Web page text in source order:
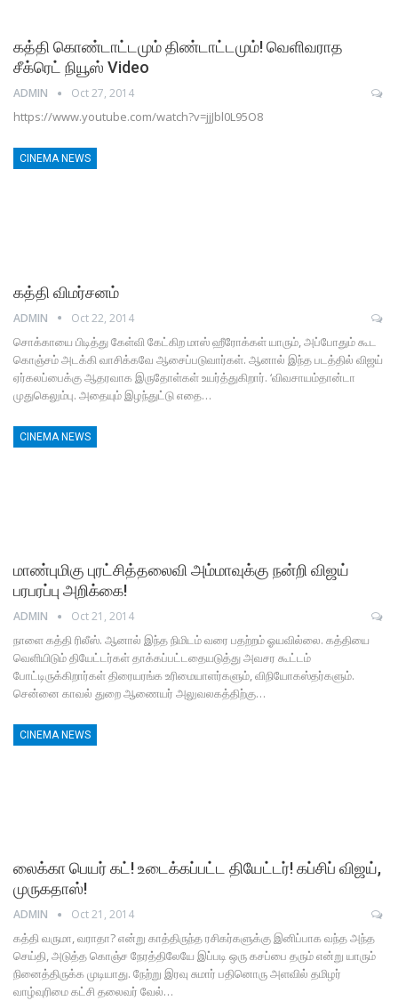
கத்தி கொண்டாட்டமும் திண்டாட்டமும்! வெளிவராத
சீக்ரெட் நியூஸ் Video
ADMIN Oct 27, 2014
https://www.youtube.com/watch?v=jjJbl0L95O8
CINEMA NEWS
கத்தி விமர்சனம்
ADMIN Oct 22, 2014
சொக்காயை பிடித்து கேள்வி கேட்கிற மாஸ் ஹீரோக்கள் யாரும், அப்போதும் கூட
கொஞ்சம் அடக்கி வாசிக்கவே ஆசைப்படுவார்கள். ஆனால் இந்த படத்தில் விஜய்
ஏர்கலப்பைக்கு ஆதரவாக இருதோள்கள் உயர்த்துகிறார். ‘விவசாயம்தான்டா
முதுகெலும்பு. அதையும் இழந்துட்டு எதை…
CINEMA NEWS
மாண்புமிகு புரட்சித்தலைவி அம்மாவுக்கு நன்றி விஜய்
பரபரப்பு அறிக்கை!
ADMIN Oct 21, 2014
நாளை கத்தி ரிலீஸ். ஆனால் இந்த நிமிடம் வரை பதற்றம் ஓயவில்லை. கத்தியை
வெளியிடும் தியேட்டர்கள் தாக்கப்பட்டதையடுத்து அவசர கூட்டம்
போட்டிருக்கிறார்கள் திரையரங்க உரிமையாளர்களும், விநியோகஸ்தர்களும்.
சென்னை காவல் துறை ஆணையர் அலுவலகத்திற்கு…
CINEMA NEWS
லைக்கா பெயர் கட்! உடைக்கப்பட்ட தியேட்டர்! கப்சிப் விஜய்,
முருகதாஸ்!
ADMIN Oct 21, 2014
கத்தி வருமா, வராதா? என்று காத்திருந்த ரசிகர்களுக்கு இனிப்பாக வந்த அந்த
செய்தி, அடுத்த கொஞ்ச நேரத்திலேயே இப்படி ஒரு கசப்பை தரும் என்று யாரும்
நினைத்திருக்க முடியாது. நேற்று இரவு சுமார் பதினொரு அளவில் தமிழர்
வாழ்வுரிமை கட்சி தலைவர் வேல்…